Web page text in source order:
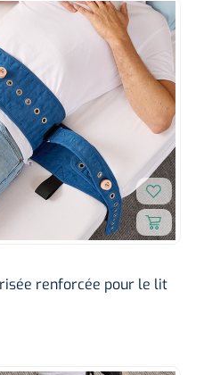
renforcée pour le lit